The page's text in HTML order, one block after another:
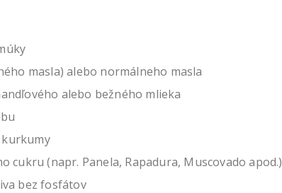
masla) alebo normálneho masla
alebo bežného mlieka
kurkumy
cukru (napr. Panela, Rapadura, Muscovado apod.)
bez fosfátov